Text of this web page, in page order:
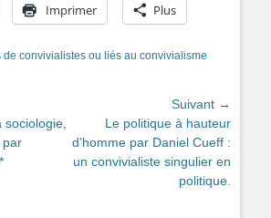
Imprimer Plus
de convivialistes ou liés au convivialisme
par
Suivant →
suivant :
Le politique à hauteur
d’homme par Daniel Cueff :
un convivialiste singulier en
politique.